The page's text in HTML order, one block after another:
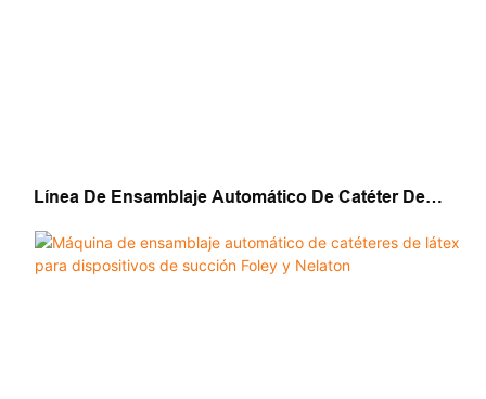
Línea De Ensamblaje Automático De Catéter De